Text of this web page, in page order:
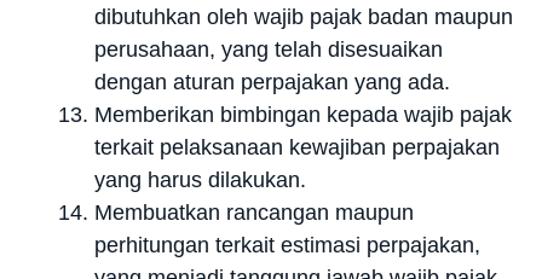
dibutuhkan oleh wajib pajak badan maupun
perusahaan, yang telah disesuaikan
dengan aturan perpajakan yang ada.
Memberikan bimbingan kepada wajib pajak
terkait pelaksanaan kewajiban perpajakan
yang harus dilakukan.
Membuatkan rancangan maupun
perhitungan terkait estimasi perpajakan,